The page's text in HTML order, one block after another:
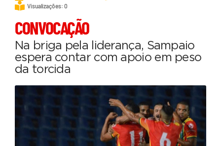
Visualizações: 0
CONVOCAÇÃO
Na briga pela liderança, Sampaio
espera contar com apoio em peso
da torcida